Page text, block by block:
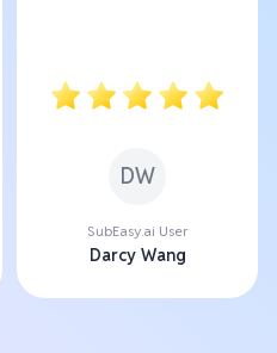
DW
SubEasy.ai User
Darcy Wang